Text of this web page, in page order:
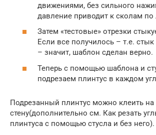
движениями, без сильного
давление приводит к сколам по
Затем «тестовые» отрезки
Если все получилось – т.е.
– значит, шаблон сделан верно.
Теперь с помощью шаблона и
подрезаем плинтус в каждом
Подрезанный плинтус можно клеить на
стену(дополнительно см. Как резать
плинтуса с помощью стусла и без него).